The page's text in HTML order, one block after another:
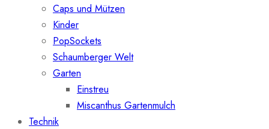
Caps und Mützen
Kinder
PopSockets
Schaumberger Welt
Garten
Einstreu
Miscanthus Gartenmulch
Technik